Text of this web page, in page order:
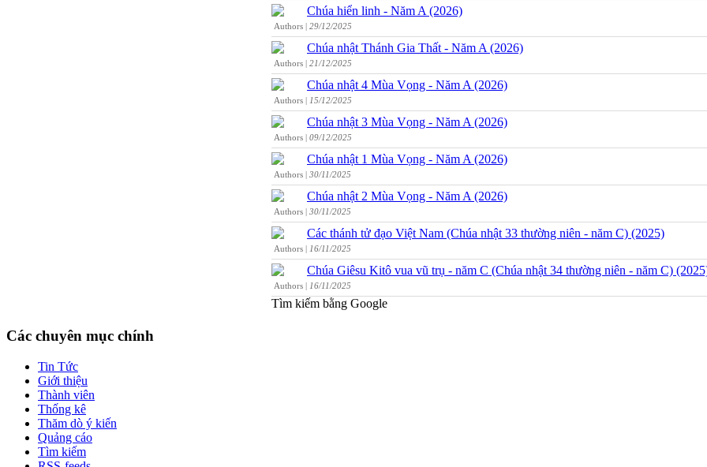
Chúa hiển linh - Năm A (2026)
Authors | 29/12/2025
Chúa nhật Thánh Gia Thất - Năm A (2026)
Authors | 21/12/2025
Chúa nhật 4 Mùa Vọng - Năm A (2026)
Authors | 15/12/2025
Chúa nhật 3 Mùa Vọng - Năm A (2026)
Authors | 09/12/2025
Chúa nhật 1 Mùa Vọng - Năm A (2026)
Authors | 30/11/2025
Chúa nhật 2 Mùa Vọng - Năm A (2026)
Authors | 30/11/2025
Các thánh tử đạo Việt Nam (Chúa nhật 33 thường niên - năm C) (2025)
Authors | 16/11/2025
Chúa Giêsu Kitô vua vũ trụ - năm C (Chúa nhật 34 thường niên - năm C)
Authors | 16/11/2025
Tìm kiếm bằng Google
Các chuyên mục chính
Tin Tức
Giới thiệu
Thành viên
Thống kê
Thăm dò ý kiến
Quảng cáo
Tìm kiếm